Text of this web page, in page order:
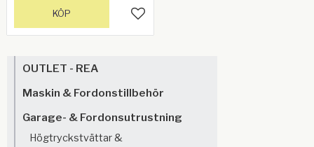
Lägg till i favoriter
KÖP
OUTLET - REA
Maskin & Fordonstillbehör
Garage- & Fordonsutrustning
Högtryckstvättar &